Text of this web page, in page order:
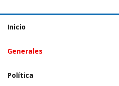
Inicio
Generales
Política